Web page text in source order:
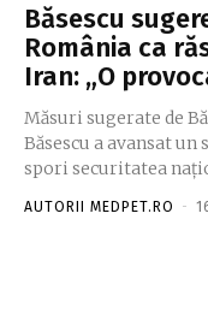
Băsescu
România ca
Iran: „O
Măsuri sugerate de
Băsescu a avansat
spori securitatea
AUTORII MEDPET.RO -